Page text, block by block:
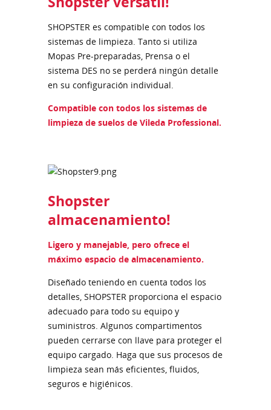
SHOPSTER es compatible con todos los
sistemas de limpieza. Tanto si utiliza
Mopas Pre-preparadas, Prensa o el
sistema DES no se perderá ningún detalle
en su configuración individual.
Compatible con todos los sistemas de
limpieza de suelos de Vileda Professional.
Shopster
almacenamiento!
Ligero y manejable, pero ofrece el
máximo espacio de almacenamiento.
Diseñado teniendo en cuenta todos los
detalles, SHOPSTER proporciona el espacio
adecuado para todo su equipo y
suministros. Algunos compartimentos
pueden cerrarse con llave para proteger el
equipo cargado. Haga que sus procesos de
limpieza sean más eficientes, fluidos,
seguros e higiénicos.